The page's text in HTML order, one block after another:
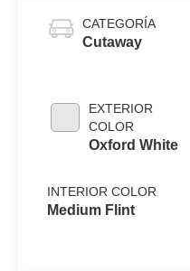
CATEGORÍA
Cutaway
EXTERIOR
COLOR
Oxford White
INTERIOR COLOR
Medium Flint